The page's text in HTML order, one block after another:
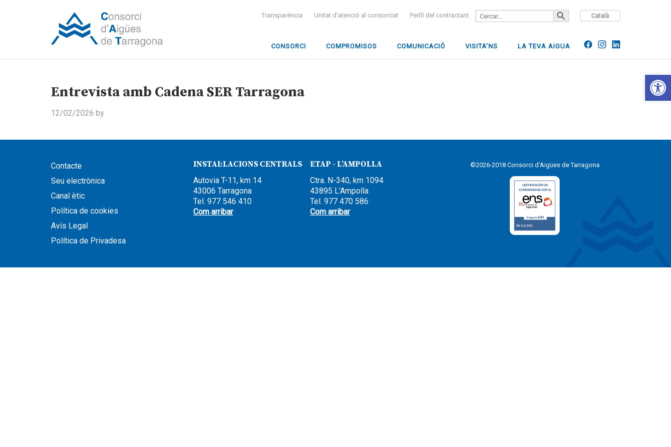
Català
Transparència Unitat d’atenció al consorciat Perfil del contractant
Search
for:
SEARCH BUTTON
CONSORCI COMPROMISOS COMUNICACIÓ VISITA’NS LA TEVA AIGUA
Entrevista amb Cadena SER Tarragona
12/02/2026 by
Contacte
Seu electrònica
Canal ètic
Política de cookies
Avís Legal
Política de Privadesa
INSTAL·LACIONS CENTRALS
Autovia T-11, km 14
43006 Tarragona
Tel. 977 546 410
Com arribar
ETAP - L’AMPOLLA
Ctra. N-340, km 1094
43895 L’Ampolla
Tel. 977 470 586
Com arribar
©2026-2018 Consorci d'Aigües de Tarragona